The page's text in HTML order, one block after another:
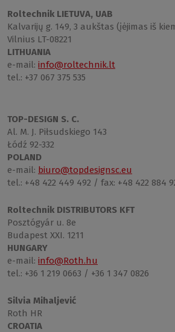
Roltechnik LIETUVA, UAB
Kalvarijų g. 149, 3 aukštas (įėjimas iš
Vilnius LT-08221
LITHUANIA
e-mail: info@roltechnik.lt
tel.: +37 067 375 535
TOP-DESIGN S. C.
Al. M. J. Piłsudskiego 143
Łódź 92-332
POLAND
e-mail: biuro@topdesignsc.eu
tel.: +48 422 449 492 / fax: +48 422 884
Roltechnik DISTRIBUTORS KFT
Posztógyár u. 8e
Budapest XXI. 1211
HUNGARY
e-mail: info@Roth.hu
tel.: +36 1 219 0663 / +36 1 347 0826
Silvia Mihaljević
Roth HR
CROATIA